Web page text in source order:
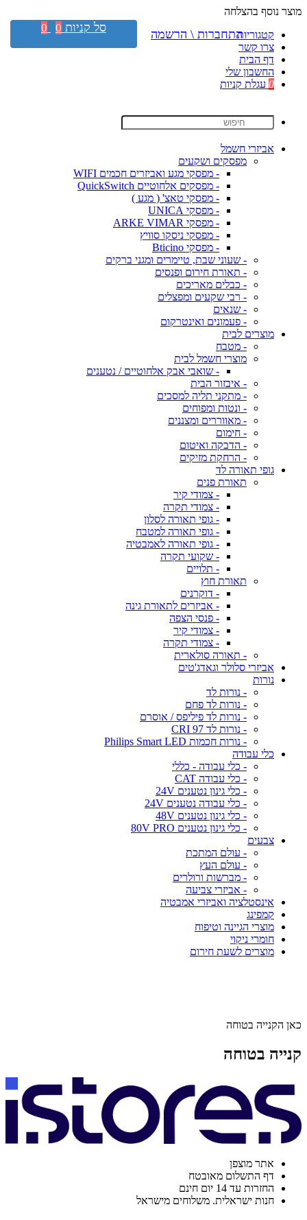
מוצר נוסף בהצלחה
קטגוריות
צרו קשר
דף הבית
החשבון שלי
0 עגלת קניות
אביזרי חשמל
מפסקים ושקעים
- מפסקי מגע ואביזרים חכמים WIFI
- מפסקים אלחוטיים QuickSwitch
- מפסקי טאצ' ( מגע )
- מפסקי UNICA
- מפסקי ARKE VIMAR
- מפסקי ניסקו סוויץ
- מפסקי Bticino
- שעוני שבת, טיימרים ומגני ברקים
- תאורת חירום ופנסים
- כבלים מאריכים
- רבי שקעים ומפצלים
- שנאים
- פעמונים ואינטרקום
מוצרים לבית
- מטבח
מוצרי חשמל לבית
- שואבי אבק אלחוטיים / נטענים
- איבזור הבית
- מתקני תליה למסכים
- ונטות ומפוחים
- מאווררים ומצננים
- חימום
- הדבקה ואיטום
- הרחקת מזיקים
גופי תאורה לד
תאורת פנים
- צמודי קיר
- צמודי תקרה
- גופי תאורה לסלון
- גופי תאורה למטבח
- גופי תאורה לאמבטיה
- שקועי תקרה
- תלויים
תאורת חוץ
- דוקרנים
- אביזרים לתאורת גינה
- פנסי הצפה
- צמודי קיר
- צמודי תקרה
- תאורה סולארית
אביזרי סלולר וגאדג'טים
נורות
- נורות לד
- נורות לד פחם
- נורות לד פיליפס / אוסרם
- נורות לד CRI 97
- נורות חכמות Philips Smart LED
כלי עבודה
- כלי עבודה - כללי
- כלי עבודה CAT
- כלי גינון נטענים 24V
- כלי עבודה נטענים 24V
- כלי גינון נטענים 48V
- כלי גינון נטענים 80V PRO
צבעים
- עולם המתכת
- עולם העץ
- מברשות ורולרים
- אביזרי צביעה
אינסטלציה ואביזרי אמבטיה
קמפינג
מוצרי הגיינה וטיפוח
חומרי ניקוי
מוצרים לשעת חירום
כאן הקנייה בטוחה
קנייה בטוחה
אתר מוצפן
דף התשלום מאובטח
החזרות עד 14 יום חינם
חנות ישראלית. משלוחים מישראל
התחברות \ הרשמה סל קניות 0
0